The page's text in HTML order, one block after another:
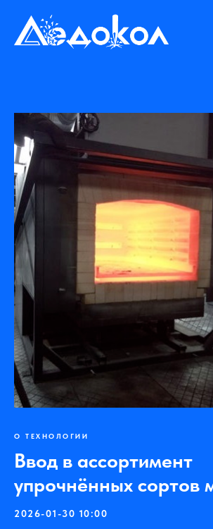
О ТЕХНОЛОГИИ
Ввод в ассортимент
упрочнённых сортов
2026-01-30 10:00